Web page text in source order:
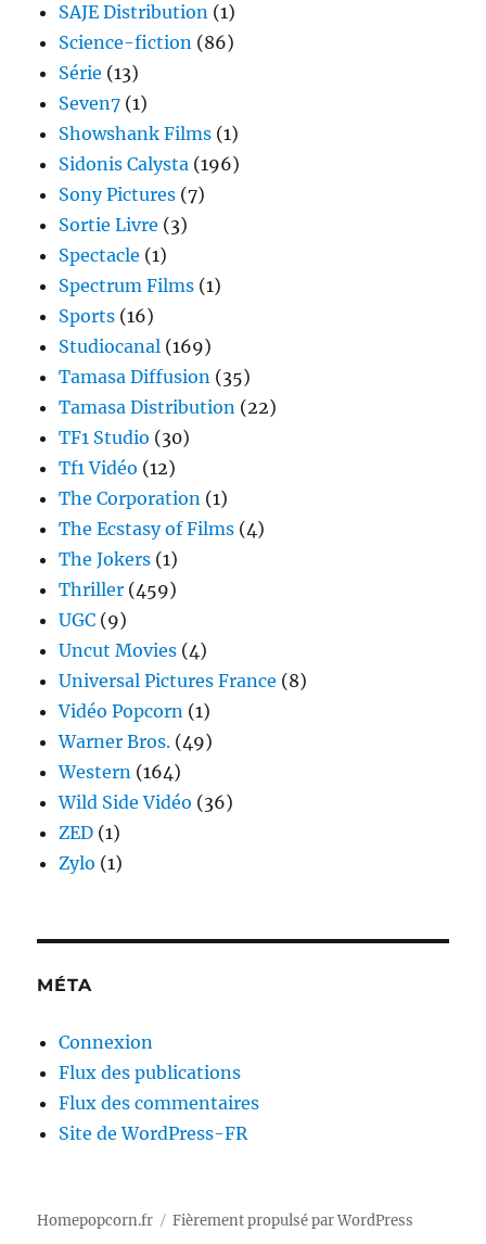
SAJE Distribution (1)
Science-fiction (86)
Série (13)
Seven7 (1)
Showshank Films (1)
Sidonis Calysta (196)
Sony Pictures (7)
Sortie Livre (3)
Spectacle (1)
Spectrum Films (1)
Sports (16)
Studiocanal (169)
Tamasa Diffusion (35)
Tamasa Distribution (22)
TF1 Studio (30)
Tf1 Vidéo (12)
The Corporation (1)
The Ecstasy of Films (4)
The Jokers (1)
Thriller (459)
UGC (9)
Uncut Movies (4)
Universal Pictures France (8)
Vidéo Popcorn (1)
Warner Bros. (49)
Western (164)
Wild Side Vidéo (36)
ZED (1)
Zylo (1)
MÉTA
Connexion
Flux des publications
Flux des commentaires
Site de WordPress-FR
Homepopcorn.fr Fièrement propulsé par WordPress